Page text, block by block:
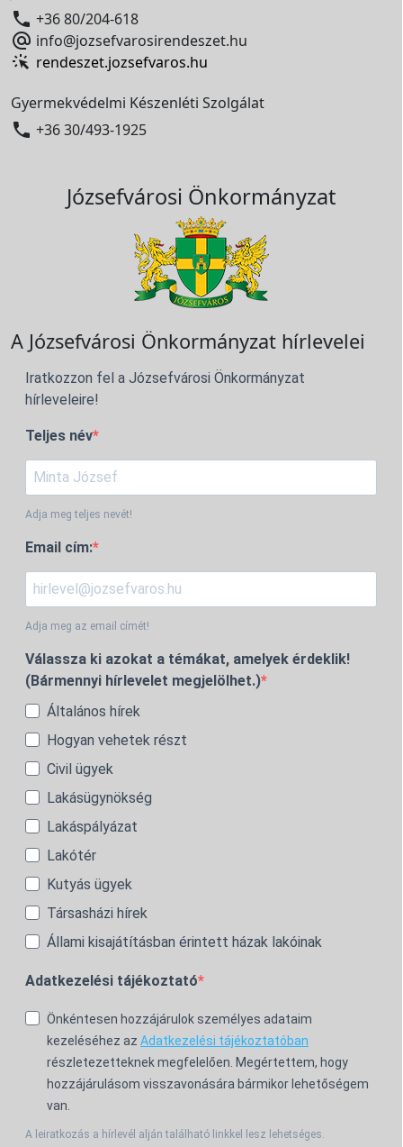
 +36 80/204-618
 info@jozsefvarosirendeszet.hu
rendeszet.jozsefvaros.hu
Gyermekvédelmi Készenléti Szolgálat
 +36 30/493-1925
Józsefvárosi Önkormányzat
A Józsefvárosi Önkormányzat hírlevelei
Iratkozzon fel a Józsefvárosi Önkormányzat
hírleveleire!
Teljes név
Adja meg teljes nevét!
Email cím:
Adja meg az email címét!
Válassza ki azokat a témákat, amelyek érdeklik!
(Bármennyi hírlevelet megjelölhet.)
Általános hírek
Hogyan vehetek részt
Civil ügyek
Lakásügynökség
Lakáspályázat
Lakótér
Kutyás ügyek
Társasházi hírek
Állami kisajátításban érintett házak lakóinak
Adatkezelési tájékoztató
Önkéntesen hozzájárulok személyes adataim
kezeléséhez az Adatkezelési tájékoztatóban
részletezetteknek megfelelően. Megértettem, hogy
hozzájárulásom visszavonására bármikor lehetőségem
van.
A leiratkozás a hírlevél alján található linkkel lesz lehetséges.